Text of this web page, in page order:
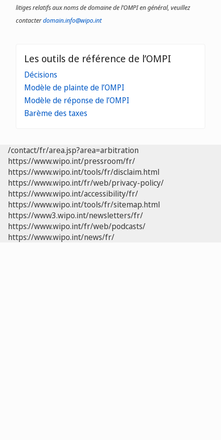
litiges relatifs aux noms de domaine de l’OMPI en général, veuillez
contacterdomain.info@wipo.int
Les outils de référence de l’OMPI
Décisions
Modèle de plainte de l’OMPI
Modèle de réponse de l’OMPI
Barème des taxes
/contact/fr/area.jsp?area=arbitration
https://www.wipo.int/pressroom/fr/
https://www.wipo.int/tools/fr/disclaim.html
https://www.wipo.int/fr/web/privacy-policy/
https://www.wipo.int/accessibility/fr/
https://www.wipo.int/tools/fr/sitemap.html
https://www3.wipo.int/newsletters/fr/
https://www.wipo.int/fr/web/podcasts/
https://www.wipo.int/news/fr/